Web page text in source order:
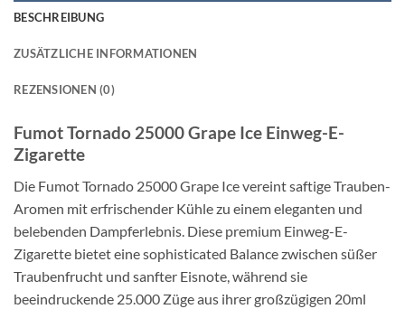
BESCHREIBUNG
ZUSÄTZLICHE INFORMATIONEN
REZENSIONEN (0)
Fumot Tornado 25000 Grape Ice Einweg-E-
Zigarette
Die Fumot Tornado 25000 Grape Ice vereint saftige Trauben-
Aromen mit erfrischender Kühle zu einem eleganten und
belebenden Dampferlebnis. Diese premium Einweg-E-
Zigarette bietet eine sophisticated Balance zwischen süßer
Traubenfrucht und sanfter Eisnote, während sie
beeindruckende 25.000 Züge aus ihrer großzügigen 20ml